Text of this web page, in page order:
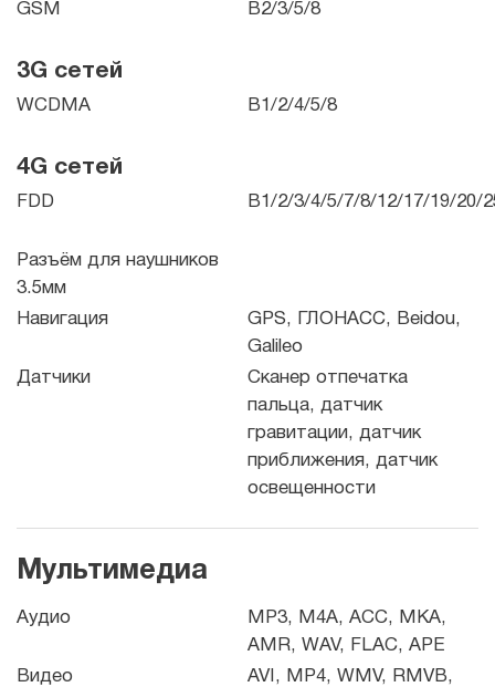
GSM B2/3/5/8
3G сетей
WCDMA B1/2/4/5/8
4G сетей
FDD B1/2/3/4/5/7/8/12/17/19/20/
Разъём для наушников
3.5мм
Навигация
GPS, ГЛОНАСС, Beidou,
Galileo
Датчики
Сканер отпечатка
пальца, датчик
гравитации, датчик
приближения, датчик
освещенности
Мультимедиа
Аудио
MP3, M4A, ACC, MKA,
AMR, WAV, FLAC, APE
Видео
AVI, MP4, WMV, RMVB,